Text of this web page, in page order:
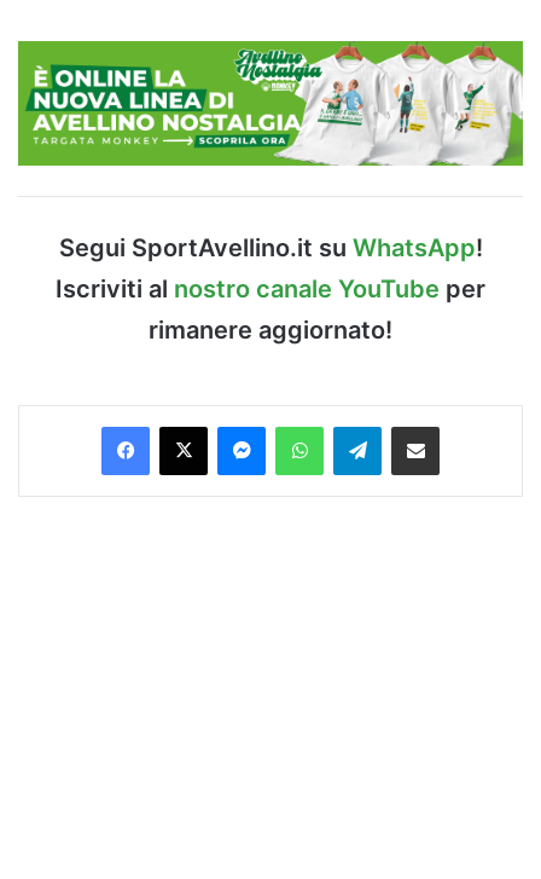
Segui SportAvellino.it su WhatsApp!
Iscriviti al nostro canale YouTube per
rimanere aggiornato!
Facebook
X MessengerWhatsAppTelegramCondividi via Email